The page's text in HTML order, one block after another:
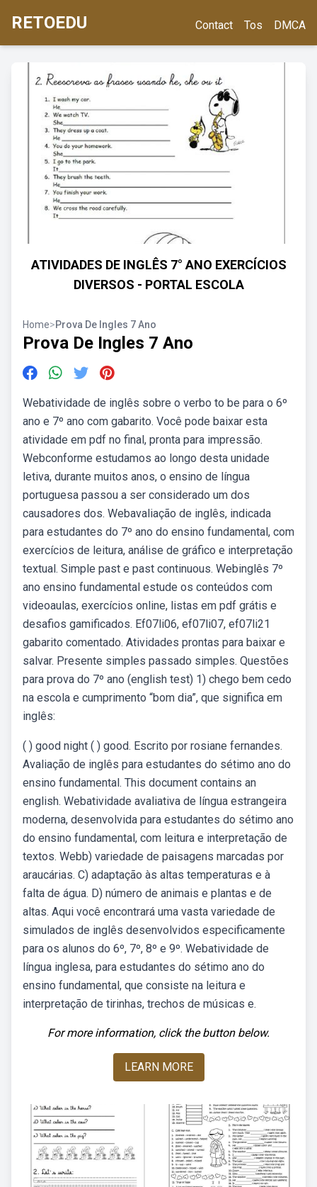
RETOEDU Contact Tos DMCA
ATIVIDADES DE INGLÊS 7° ANO EXERCÍCIOS
DIVERSOS - PORTAL ESCOLA
Home>Prova De Ingles 7 Ano
Prova De Ingles 7 Ano
Webatividade de inglês sobre o verbo to be para o 6º
ano e 7º ano com gabarito. Você pode baixar esta
atividade em pdf no final, pronta para impressão.
Webconforme estudamos ao longo desta unidade
letiva, durante muitos anos, o ensino de língua
portuguesa passou a ser considerado um dos
causadores dos. Webavaliação de inglês, indicada
para estudantes do 7º ano do ensino fundamental, com
exercícios de leitura, análise de gráfico e interpretação
textual. Simple past e past continuous. Webinglês 7º
ano ensino fundamental estude os conteúdos com
videoaulas, exercícios online, listas em pdf grátis e
desafios gamificados. Ef07li06, ef07li07, ef07li21
gabarito comentado. Atividades prontas para baixar e
salvar. Presente simples passado simples. Questões
para prova do 7º ano (english test) 1) chego bem cedo
na escola e cumprimento “bom dia”, que significa em
inglês:
( ) good night ( ) good. Escrito por rosiane fernandes.
Avaliação de inglês para estudantes do sétimo ano do
ensino fundamental. This document contains an
english. Webatividade avaliativa de língua estrangeira
moderna, desenvolvida para estudantes do sétimo ano
do ensino fundamental, com leitura e interpretação de
textos. Webb) variedade de paisagens marcadas por
araucárias. C) adaptação às altas temperaturas e à
falta de água. D) número de animais e plantas e de
altas. Aqui você encontrará uma vasta variedade de
simulados de inglês desenvolvidos especificamente
para os alunos do 6º, 7º, 8º e 9º. Webatividade de
língua inglesa, para estudantes do sétimo ano do
ensino fundamental, que consiste na leitura e
interpretação de tirinhas, trechos de músicas e.
For more information, click the button below.
LEARN MORE